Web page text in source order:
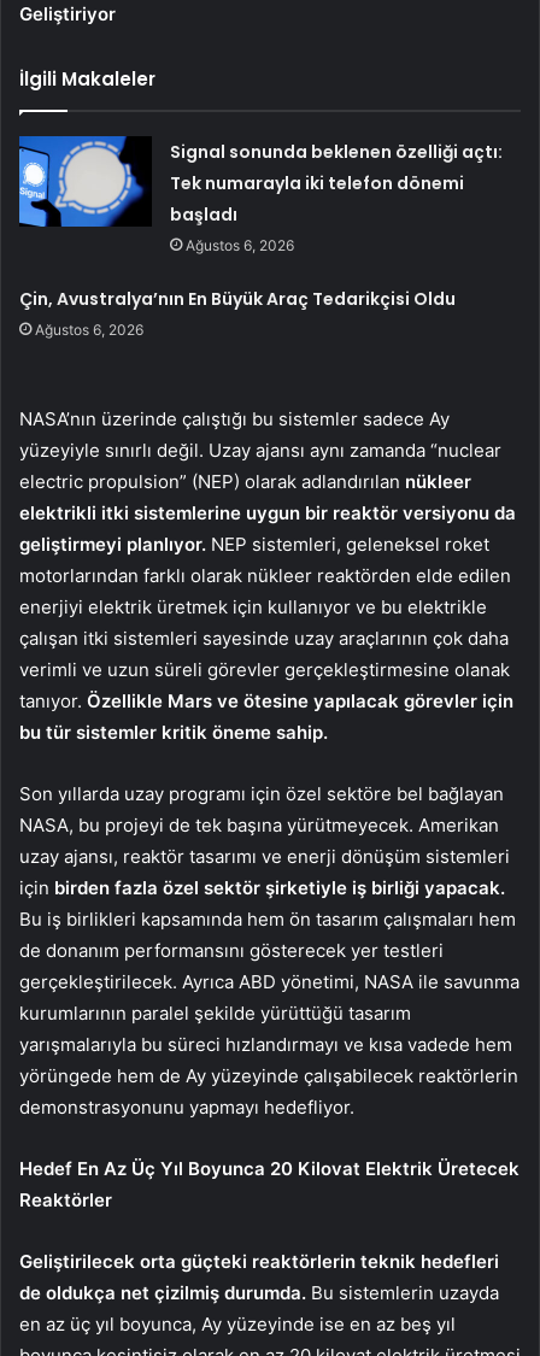
Geliştiriyor
İlgili Makaleler
Signal sonunda beklenen özelliği açtı:
Tek numarayla iki telefon dönemi
başladı
Ağustos 6, 2026
Çin, Avustralya’nın En Büyük Araç Tedarikçisi Oldu
Ağustos 6, 2026
NASA’nın üzerinde çalıştığı bu sistemler sadece Ay
yüzeyiyle sınırlı değil. Uzay ajansı aynı zamanda “nuclear
electric propulsion” (NEP) olarak adlandırılan nükleer
elektrikli itki sistemlerine uygun bir reaktör versiyonu da
geliştirmeyi planlıyor. NEP sistemleri, geleneksel roket
motorlarından farklı olarak nükleer reaktörden elde edilen
enerjiyi elektrik üretmek için kullanıyor ve bu elektrikle
çalışan itki sistemleri sayesinde uzay araçlarının çok daha
verimli ve uzun süreli görevler gerçekleştirmesine olanak
tanıyor. Özellikle Mars ve ötesine yapılacak görevler için
bu tür sistemler kritik öneme sahip.
Son yıllarda uzay programı için özel sektöre bel bağlayan
NASA, bu projeyi de tek başına yürütmeyecek. Amerikan
uzay ajansı, reaktör tasarımı ve enerji dönüşüm sistemleri
için birden fazla özel sektör şirketiyle iş birliği yapacak.
Bu iş birlikleri kapsamında hem ön tasarım çalışmaları hem
de donanım performansını gösterecek yer testleri
gerçekleştirilecek. Ayrıca ABD yönetimi, NASA ile savunma
kurumlarının paralel şekilde yürüttüğü tasarım
yarışmalarıyla bu süreci hızlandırmayı ve kısa vadede hem
yörüngede hem de Ay yüzeyinde çalışabilecek reaktörlerin
demonstrasyonunu yapmayı hedefliyor.
Hedef En Az Üç Yıl Boyunca 20 Kilovat Elektrik Üretecek
Reaktörler
Geliştirilecek orta güçteki reaktörlerin teknik hedefleri
de oldukça net çizilmiş durumda. Bu sistemlerin uzayda
en az üç yıl boyunca, Ay yüzeyinde ise en az beş yıl